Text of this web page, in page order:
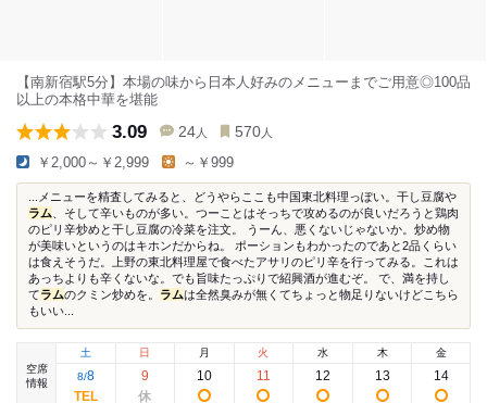
【南新宿駅5分】本場の味から日本人好みのメニューまでご用意◎100品
以上の本格中華を堪能
3.09 24 人 570 人
￥2,000～￥2,999 ～￥999
...メニューを精査してみると、どうやらここも中国東北料理っぽい。干し豆腐や
ラム 、そして辛いものが多い。つーことはそっちで攻めるのが良いだろうと鶏肉
のピリ辛炒めと干し豆腐の冷菜を注文。 うーん、悪くないじゃないか。炒め物
が美味いというのはキホンだからね。 ポーションもわかったのであと2品くらい
は食えそうだ。上野の東北料理屋で食べたアサリのピリ辛を行ってみる。これは
あっちよりも辛くないな。でも旨味たっぷりで紹興酒が進むぞ。 で、満を持し
てラムのクミン炒めを。 ラムは全然臭みが無くてちょっと物足りないけどこちら
もいい...
空席
情報
土
8/8
日
9
月
10
火
11
水
12
木
13
金
14